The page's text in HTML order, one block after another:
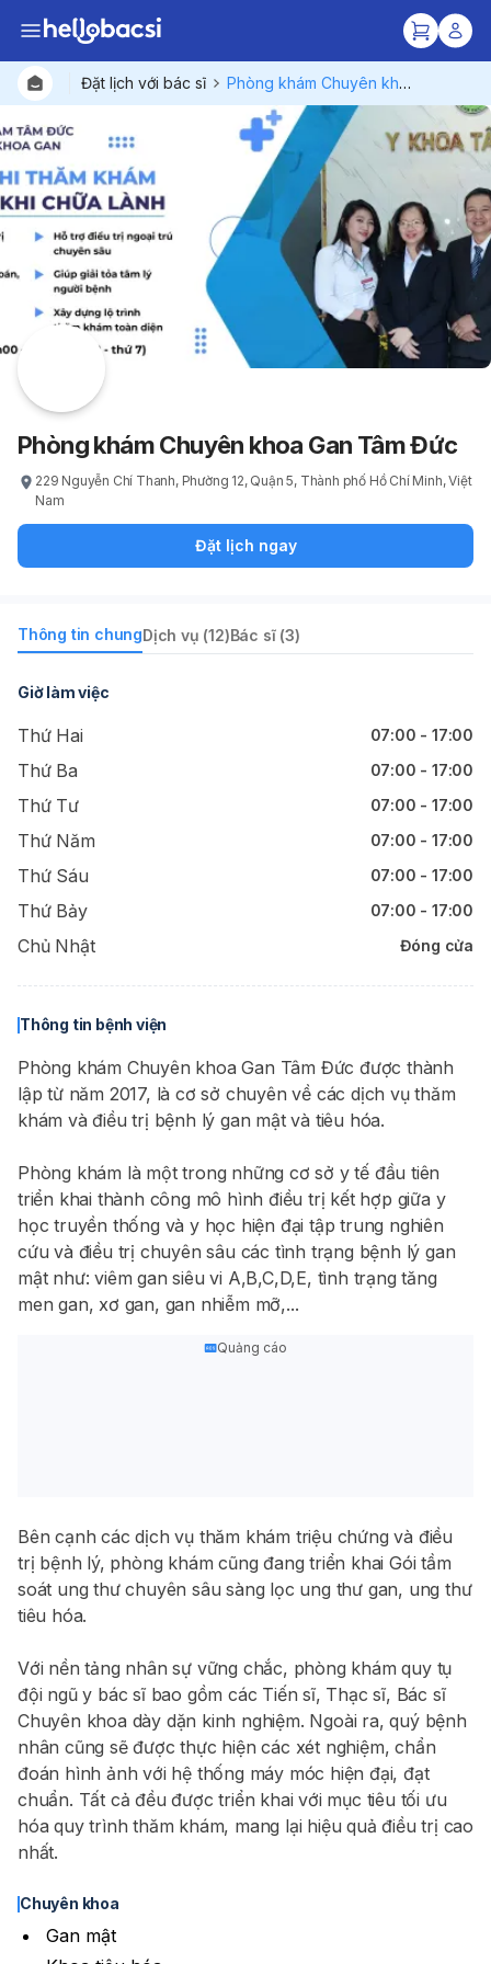
Đặt lịch với bác sĩ Phòng khám Chuyên khoa Gan Tâm Đức
Phòng khám Chuyên khoa Gan Tâm Đức
229 Nguyễn Chí Thanh, Phường 12, Quận 5, Thành phố Hồ Chí Minh, Việt
Nam
Đặt lịch ngay
Thông tin chungDịch vụ (12)Bác sĩ (3)
Giờ làm việc
Thứ Hai 07:00 - 17:00
Thứ Ba 07:00 - 17:00
Thứ Tư 07:00 - 17:00
Thứ Năm 07:00 - 17:00
Thứ Sáu 07:00 - 17:00
Thứ Bảy 07:00 - 17:00
Chủ Nhật Đóng cửa
Thông tin bệnh viện
Phòng khám Chuyên khoa Gan Tâm Đức được thành
lập từ năm 2017, là cơ sở chuyên về các dịch vụ thăm
khám và điều trị bệnh lý gan mật và tiêu hóa.
Phòng khám là một trong những cơ sở y tế đầu tiên
triển khai thành công mô hình điều trị kết hợp giữa y
học truyền thống và y học hiện đại tập trung nghiên
cứu và điều trị chuyên sâu các tình trạng bệnh lý gan
mật như: viêm gan siêu vi A,B,C,D,E, tình trạng tăng
men gan, xơ gan, gan nhiễm mỡ,...
Quảng cáo
Bên cạnh các dịch vụ thăm khám triệu chứng và điều
trị bệnh lý, phòng khám cũng đang triển khai Gói tầm
soát ung thư chuyên sâu sàng lọc ung thư gan, ung thư
tiêu hóa.
Với nền tảng nhân sự vững chắc, phòng khám quy tụ
đội ngũ y bác sĩ bao gồm các Tiến sĩ, Thạc sĩ, Bác sĩ
Chuyên khoa dày dặn kinh nghiệm. Ngoài ra, quý bệnh
nhân cũng sẽ được thực hiện các xét nghiệm, chẩn
đoán hình ảnh với hệ thống máy móc hiện đại, đạt
chuẩn. Tất cả đều được triển khai với mục tiêu tối ưu
hóa quy trình thăm khám, mang lại hiệu quả điều trị cao
nhất.
Chuyên khoa
Gan mật